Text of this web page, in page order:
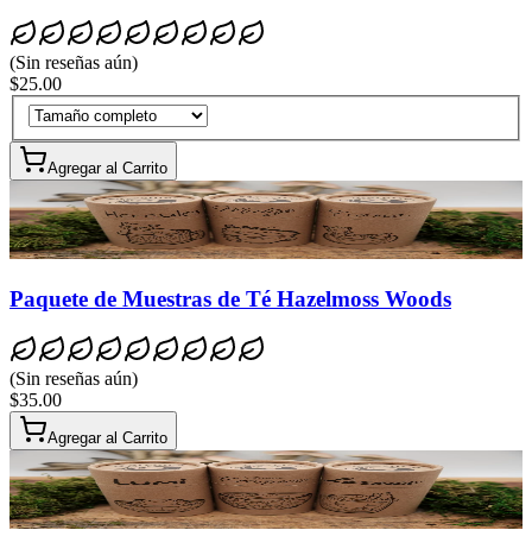
(Sin reseñas aún)
$25.00
Agregar al Carrito
Paquete de Muestras de Té Hazelmoss Woods
(Sin reseñas aún)
$35.00
Agregar al Carrito